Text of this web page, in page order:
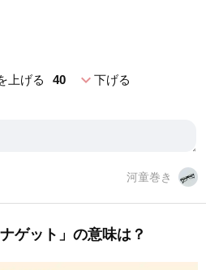
上げる 40 expand_more下げる
河童巻き
ゲット」の意味は？